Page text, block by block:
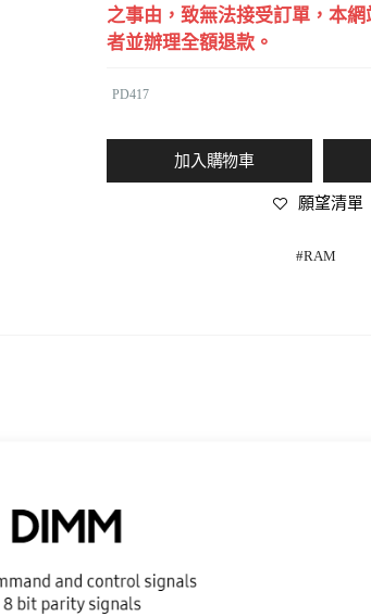
之事由，致無法接受訂單，本
者並辦理全額退款。
PD417
加入購物車
願望清單
#RAM